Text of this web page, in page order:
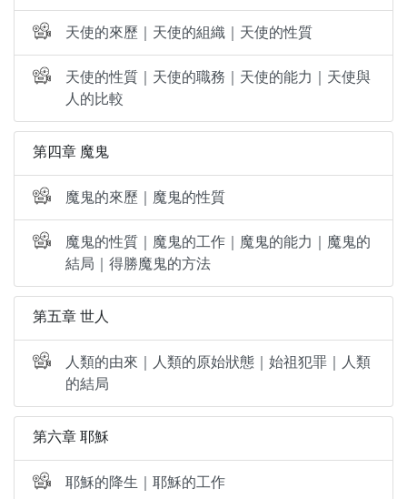
天使的來歷｜天使的組織｜天使的性質
天使的性質｜天使的職務｜天使的能力｜天使與
人的比較
第四章 魔鬼
魔鬼的來歷｜魔鬼的性質
魔鬼的性質｜魔鬼的工作｜魔鬼的能力｜魔鬼的
結局｜得勝魔鬼的方法
第五章 世人
人類的由來｜人類的原始狀態｜始祖犯罪｜人類
的結局
第六章 耶穌
耶穌的降生｜耶穌的工作